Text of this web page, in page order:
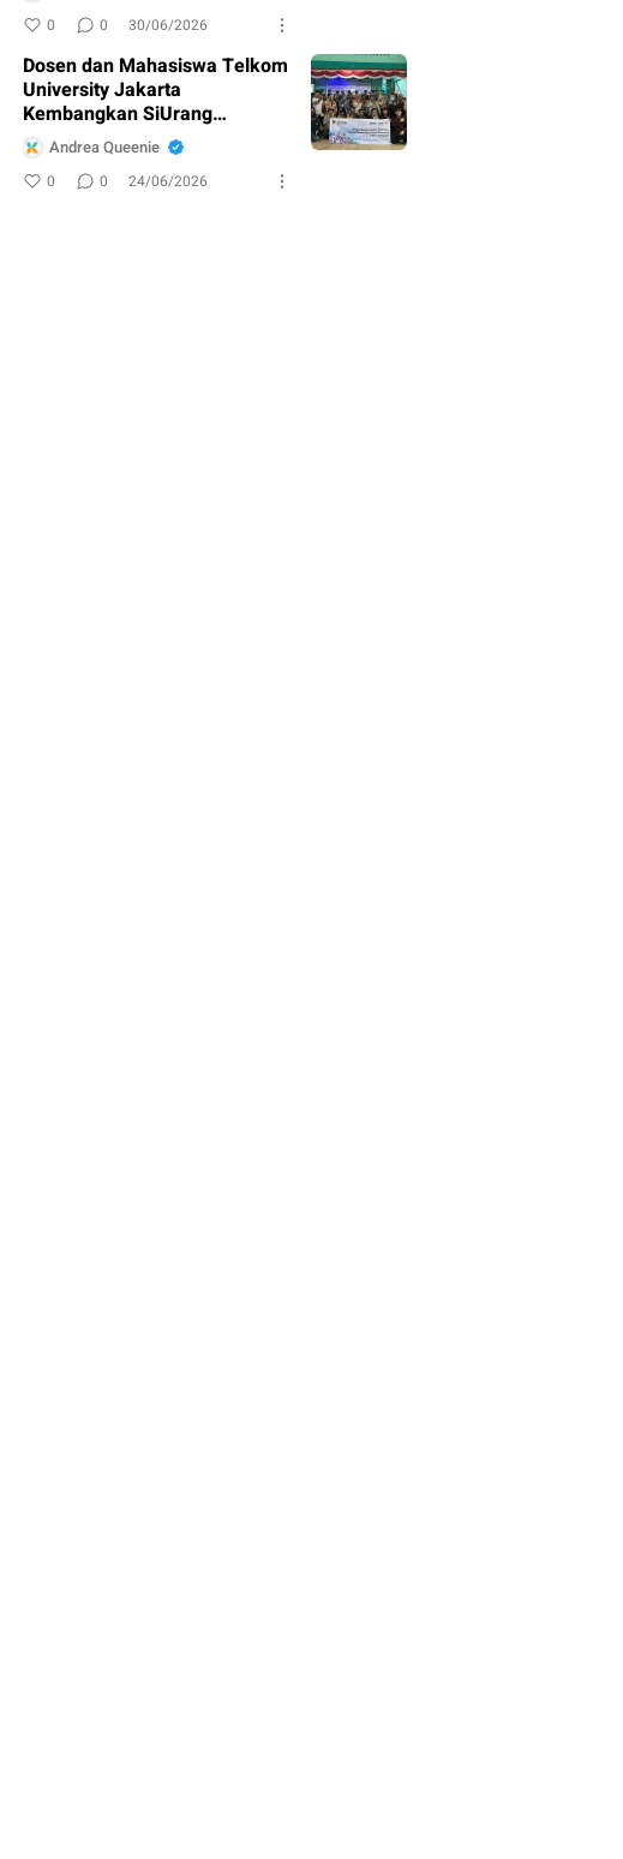
Konten Visual
0 0 30/06/2026
Dosen dan Mahasiswa Telkom
University Jakarta
Kembangkan SiUrang
Ciasmara untuk Percepat
Layanan Administrasi Desa
Andrea Queenie
0 0 24/06/2026